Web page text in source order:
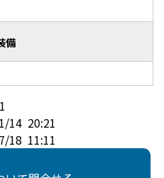
備
14 20:21
18 11:11